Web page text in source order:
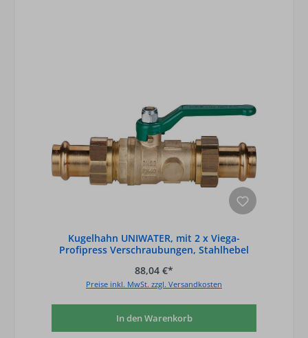
Kugelhahn UNIWATER, mit 2 x Viega-
Profipress Verschraubungen, Stahlhebel
88,04 €*
Preise inkl. MwSt. zzgl. Versandkosten
In den Warenkorb